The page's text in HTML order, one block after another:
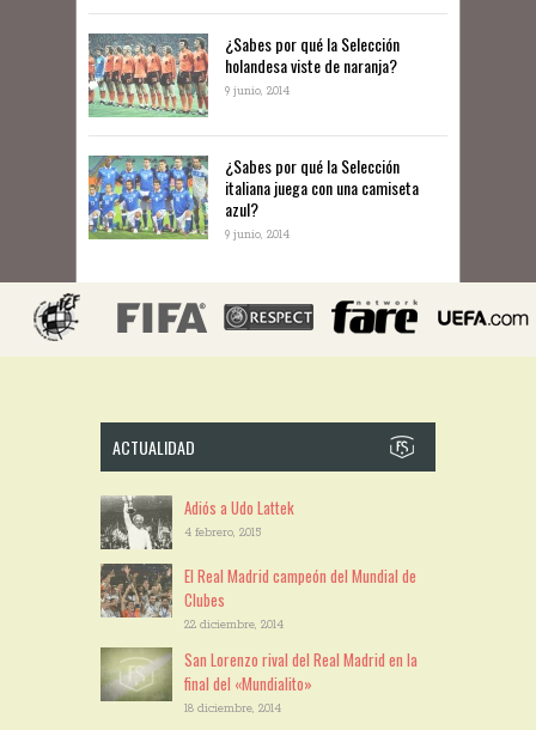
​¿Sabes por qué la Selección
holandesa viste de naranja?
9 junio, 2014
¿Sabes por qué la Selección
italiana juega con una camiseta
azul?
9 junio, 2014
ACTUALIDAD
Adiós a Udo Lattek
4 febrero, 2015
El Real Madrid campeón del Mundial de
Clubes
22 diciembre, 2014
San Lorenzo rival del Real Madrid en la
final del «Mundialito»
18 diciembre, 2014